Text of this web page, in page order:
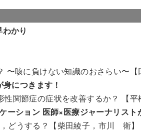
かり
咳に負けない知識のおさらい〜【
につきます！
関節症の症状を改善するか？ 【平
ーション 医師×医療ジャーナリス
どうする？【柴田綾子，市川 衛】